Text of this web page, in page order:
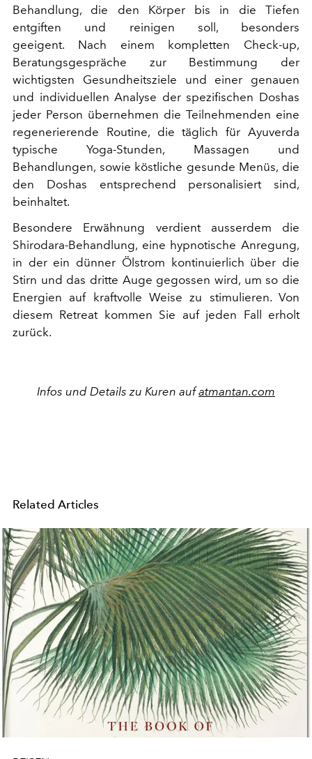
Behandlung, die den Körper bis in die Tiefen
entgiften und reinigen soll, besonders
geeigent. Nach einem kompletten Check-up,
Beratungsgespräche zur Bestimmung der
wichtigsten Gesundheitsziele und einer genauen
und individuellen Analyse der spezifischen Doshas
jeder Person übernehmen die Teilnehmenden eine
regenerierende Routine, die täglich für Ayuverda
typische Yoga-Stunden, Massagen und
Behandlungen, sowie köstliche gesunde Menüs, die
den Doshas entsprechend personalisiert sind,
beinhaltet.
Besondere Erwähnung verdient ausserdem die
Shirodara-Behandlung, eine hypnotische Anregung,
in der ein dünner Ölstrom kontinuierlich über die
Stirn und das dritte Auge gegossen wird, um so die
Energien auf kraftvolle Weise zu stimulieren. Von
diesem Retreat kommen Sie auf jeden Fall erholt
zurück.
Infos und Details zu Kuren aufatmantan.com
Related Articles